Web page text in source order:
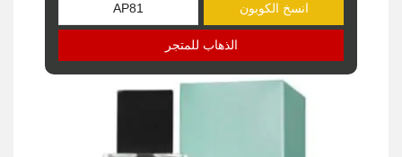
انسخ الكوبون
الذهاب للمتجر